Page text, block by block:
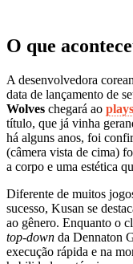
O que
A desenvolvedora
data de lançamento de
Wolves chegará ao
título, que já vinha
há alguns anos, foi
(câmera vista de cima)
a corpo e uma estética
Diferente de muitos
sucesso, Kusan se
ao gênero. Enquanto o
top-down da Dennaton
execução rápida e na